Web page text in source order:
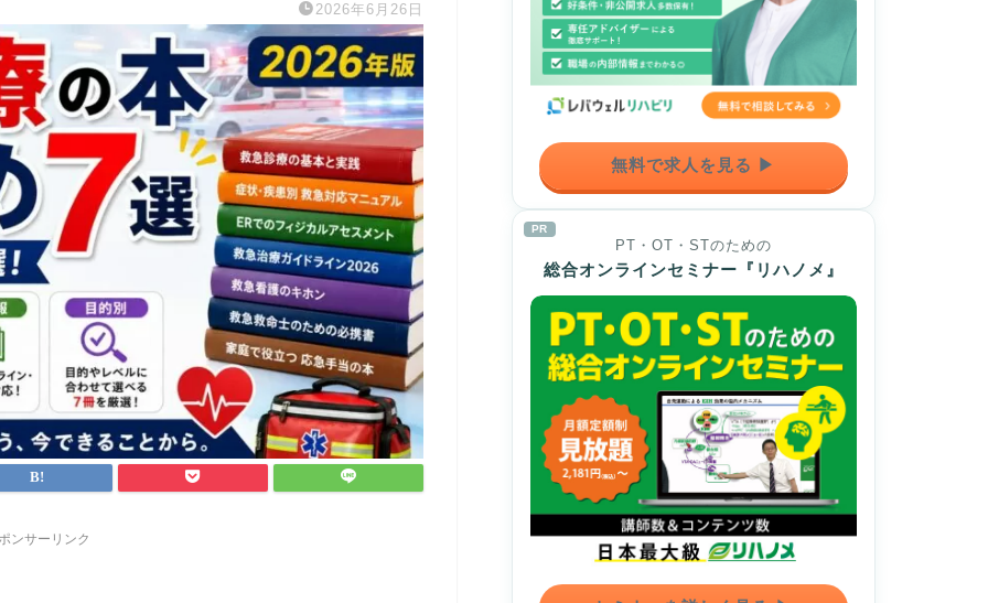
2026年6月26日
ンサーリンク
無料で求人を見る ▶
PR
PT・OT・STのための
総合オンラインセミナー『リハノメ』